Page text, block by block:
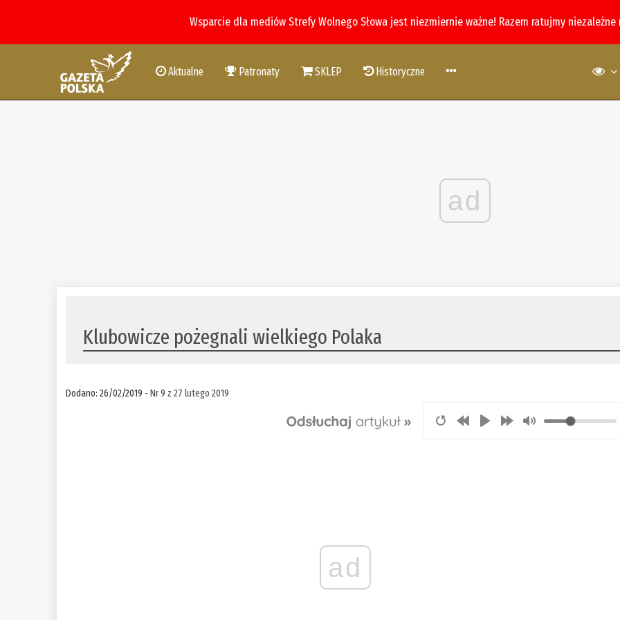
Wsparcie dla mediów Strefy Wolnego Słowa jest niezmiernie ważne! Razem ratujmy
Aktualne Patronaty SKLEP Historyczne
ad
Klubowicze pożegnali wielkiego Polaka
Dodano: 26/02/2019 -Nr 9 z 27 lutego 2019
ad